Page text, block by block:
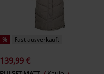
% Fast ausverkauft
139,99 €